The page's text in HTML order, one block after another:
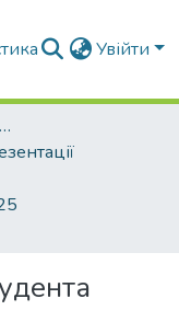
Увійти
Атестаційні роботи випускників